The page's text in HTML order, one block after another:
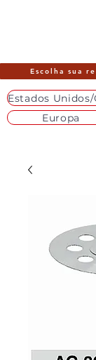
Escolha sua
Europa